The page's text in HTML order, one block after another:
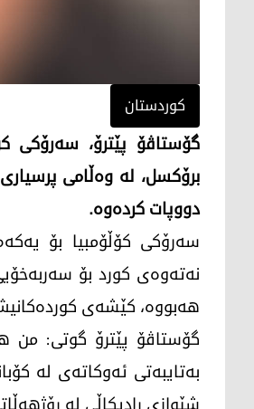
کوردستان
گۆستاڤۆ پێترۆ، سەرۆکی
دووپات کردەوە.
نەتەوەی کورد بۆ
هەبووە، کێشەی
گۆستاڤۆ پێترۆ گوتی: من
بەتایبەتی ئەوکاتەی لە